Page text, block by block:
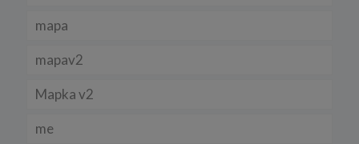
mapa
mapav2
Mapka v2
me